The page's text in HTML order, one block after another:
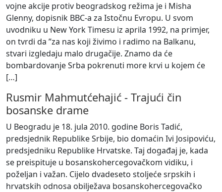
vojne akcije protiv beogradskog režima je i Misha
Glenny, dopisnik BBC-a za Istočnu Evropu. U svom
uvodniku u New York Timesu iz aprila 1992, na primjer,
on tvrdi da ”za nas koji živimo i radimo na Balkanu,
stvari izgledaju malo drugačije. Znamo da će
bombardovanje Srba pokrenuti more krvi u kojem će
[…]
Rusmir Mahmutćehajić - Trajući čin
bosanske drame
U Beogradu je 18. jula 2010. godine Boris Tadić,
predsjednik Republike Srbije, bio domaćin Ivi Josipoviću,
predsjedniku Republike Hrvatske. Taj događaj je, kada
se preispituje u bosanskohercegovačkom vidiku, i
poželjan i važan. Cijelo dvadeseto stoljeće srpskih i
hrvatskih odnosa obilježava bosanskohercegovačko